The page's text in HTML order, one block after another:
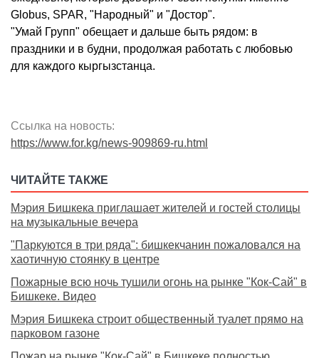
Globus, SPAR, "Народный" и "Достор".
"Умай Групп" обещает и дальше быть рядом: в
праздники и в будни, продолжая работать с любовью
для каждого кыргызстанца.
Ссылка на новость:
https://www.for.kg/news-909869-ru.html
ЧИТАЙТЕ ТАКЖЕ
Мэрия Бишкека приглашает жителей и гостей столицы
на музыкальные вечера
"Паркуются в три ряда": бишкекчанин пожаловался на
хаотичную стоянку в центре
Пожарные всю ночь тушили огонь на рынке "Кок-Сай" в
Бишкеке. Видео
Мэрия Бишкека строит общественный туалет прямо на
парковом газоне